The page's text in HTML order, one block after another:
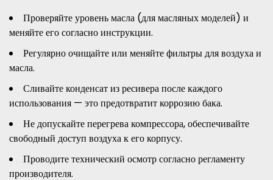
Проверяйте уровень масла (для масляных моделей) и
меняйте его согласно инструкции.
Регулярно очищайте или меняйте фильтры для воздуха и
масла.
Сливайте конденсат из ресивера после каждого
использования — это предотвратит коррозию бака.
Не допускайте перегрева компрессора, обеспечивайте
свободный доступ воздуха к его корпусу.
Проводите технический осмотр согласно регламенту
производителя.